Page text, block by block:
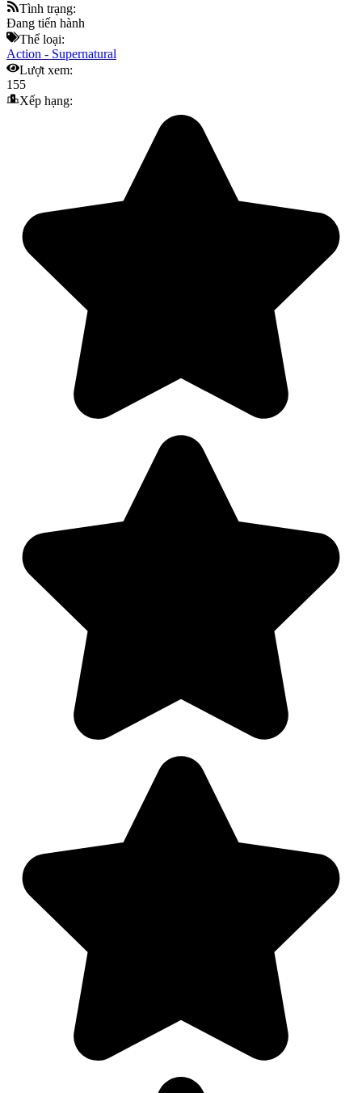
Tình trạng:
Đang tiến hành
Thể loại:
Action - Supernatural
Lượt xem:
155
Xếp hạng: